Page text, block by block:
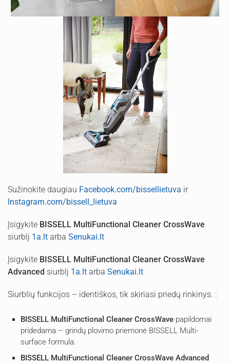
Sužinokite daugiau Facebook.com/bissellietuva ir
Instagram.com/bissell_lietuva
Įsigykite BISSELL MultiFunctional Cleaner CrossWave
siurblį 1a.lt arba Senukai.lt
Įsigykite BISSELL MultiFunctional Cleaner CrossWave
Advanced siurblį 1a.lt arba Senukai.lt
Siurblių funkcijos – identiškos, tik skiriasi priedų rinkinys. :
BISSELL MultiFunctional Cleaner CrossWave papildomai
pridedama – grindų plovimo priemonė BISSELL Multi-
surface formula.
BISSELL MultiFunctional Cleaner CrossWave Advanced